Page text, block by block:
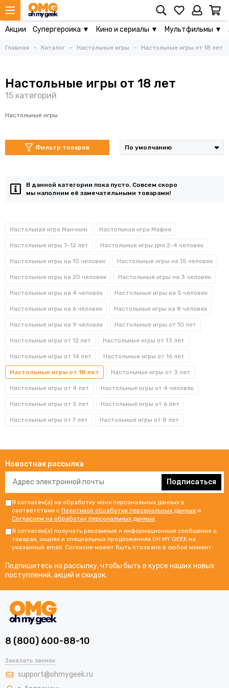
Акции Супергероика ▼ Кино и сериалы ▼ Мультфильмы ▼
Главная Каталог Настольные игры Настольные игры от 18 лет
Настольные игры от 18 лет
Настольные игры
Фильтр товаров
В данной категории пока пусто. Совсем скоро
мы наполним её замечательными товарами!
Настольная игра Манчкин Настольная игра Мафия
Настольные игры 7-12 лет Настольные игры для 2-4 человек
Настольные игры на 10 человек Настольные игры на 15 человек
Настольные игры на 20 человек Настольные игры на 3 человек
Настольные игры на 4 человек Настольные игры на 5 человек
Настольные игры на 6 человек Настольные игры на 8 человек
Настольные игры на 9 человек Настольные игры от 10 лет
Настольные игры от 12 лет Настольные игры от 13 лет
Настольные игры от 14 лет Настольные игры от 16 лет
Настольные игры от 18 лет Настольные игры от 3 лет
Настольные игры от 4 лет Настольные игры от 4 человек
Настольные игры от 5 лет Настольные игры от 6 лет
Настольные игры от 7 лет Настольные игры от 8 лет
Новостная рассылка
Подписаться
Я согласен(а) на обработку моих персональных данных в
соответствии с Политикой обработки персональных данных и
Согласием на обработку персональных данных.
Я согласен(а) получать рекламные и информационные сообщения о
товарах, акциях и специальных предложениях OH MY GEEK на
указанный email. Согласие может быть отозвано в любой момент.
Подпишитесь на рассылку, чтобы быть в курсе наших новых
поступлений, акций и скидок.
8 (800) 600-88-10
Заказать звонок
support@ohmygeek.ru